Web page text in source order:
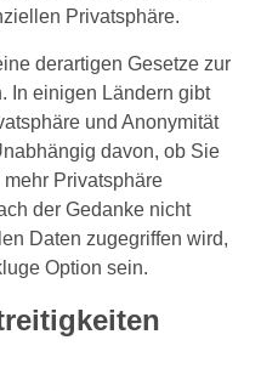
Privatsphäre.
derartigen Gesetze zur
In einigen Ländern gibt
und Anonymität
davon, ob Sie
Privatsphäre
der Gedanke nicht
Daten zugegriffen wird,
Option sein.